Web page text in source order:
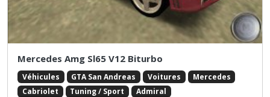
Mercedes Amg Sl65 V12 Biturbo
Véhicules GTA San Andreas Voitures
Mercedes
Cabriolet
Tuning / Sport Admiral